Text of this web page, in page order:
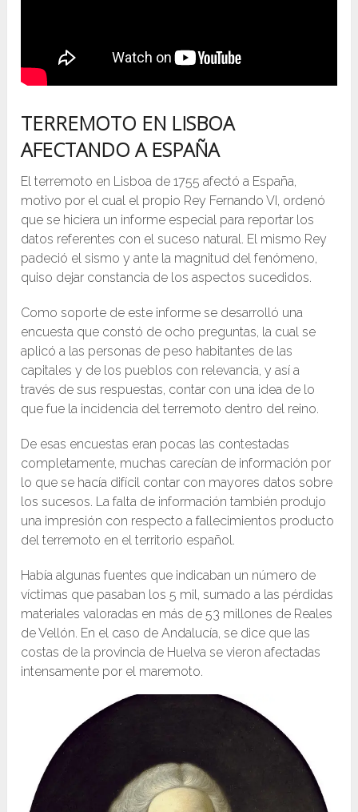
TERREMOTO EN LISBOA
AFECTANDO A ESPAÑA
El terremoto en Lisboa de 1755 afectó a España,
motivo por el cual el propio Rey Fernando VI, ordenó
que se hiciera un informe especial para reportar los
datos referentes con el suceso natural. El mismo Rey
padeció el sismo y ante la magnitud del fenómeno,
quiso dejar constancia de los aspectos sucedidos.
Como soporte de este informe se desarrolló una
encuesta que constó de ocho preguntas, la cual se
aplicó a las personas de peso habitantes de las
capitales y de los pueblos con relevancia, y así a
través de sus respuestas, contar con una idea de lo
que fue la incidencia del terremoto dentro del reino.
De esas encuestas eran pocas las contestadas
completamente, muchas carecían de información por
lo que se hacía difícil contar con mayores datos sobre
los sucesos. La falta de información también produjo
una impresión con respecto a fallecimientos producto
del terremoto en el territorio español.
Había algunas fuentes que indicaban un número de
víctimas que pasaban los 5 mil, sumado a las pérdidas
materiales valoradas en más de 53 millones de Reales
de Vellón. En el caso de Andalucía, se dice que las
costas de la provincia de Huelva se vieron afectadas
intensamente por el maremoto.